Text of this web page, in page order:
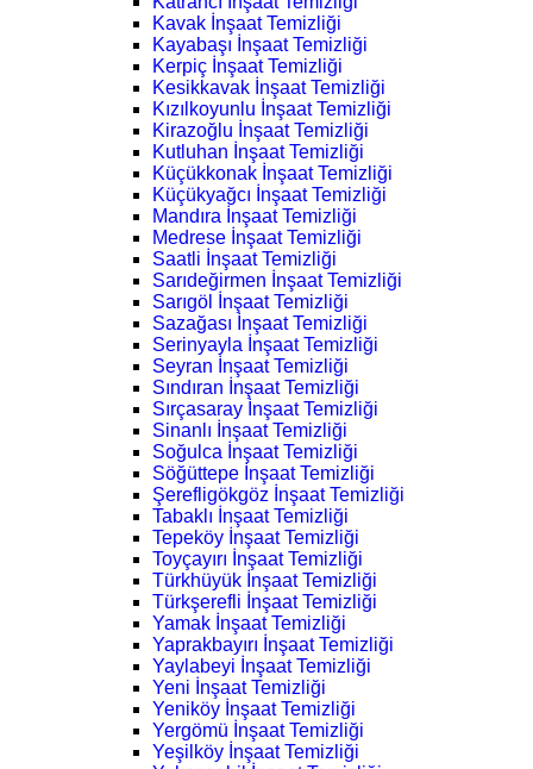
Kavak İnşaat Temizliği
Kayabaşı İnşaat Temizliği
Kerpiç İnşaat Temizliği
Kesikkavak İnşaat Temizliği
Kızılkoyunlu İnşaat Temizliği
Kirazoğlu İnşaat Temizliği
Kutluhan İnşaat Temizliği
Küçükkonak İnşaat Temizliği
Küçükyağcı İnşaat Temizliği
Mandıra İnşaat Temizliği
Medrese İnşaat Temizliği
Saatli İnşaat Temizliği
Sarıdeğirmen İnşaat Temizliği
Sarıgöl İnşaat Temizliği
Sazağası İnşaat Temizliği
Serinyayla İnşaat Temizliği
Seyran İnşaat Temizliği
Sındıran İnşaat Temizliği
Sırçasaray İnşaat Temizliği
Sinanlı İnşaat Temizliği
Soğulca İnşaat Temizliği
Söğüttepe İnşaat Temizliği
Şerefligökgöz İnşaat Temizliği
Tabaklı İnşaat Temizliği
Tepeköy İnşaat Temizliği
Toyçayırı İnşaat Temizliği
Türkhüyük İnşaat Temizliği
Türkşerefli İnşaat Temizliği
Yamak İnşaat Temizliği
Yaprakbayırı İnşaat Temizliği
Yaylabeyi İnşaat Temizliği
Yeni İnşaat Temizliği
Yeniköy İnşaat Temizliği
Yergömü İnşaat Temizliği
Yeşilköy İnşaat Temizliği